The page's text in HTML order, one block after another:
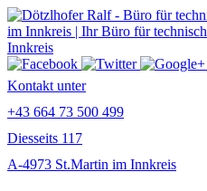
Kontakt unter
+43 664 73 500 499
Diesseits 117
A-4973 St.Martin im Innkreis